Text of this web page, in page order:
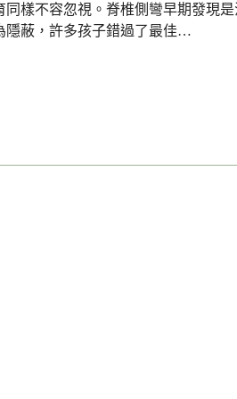
樣不容忽視。脊椎側彎早期發現
隱蔽，許多孩子錯過了最佳…